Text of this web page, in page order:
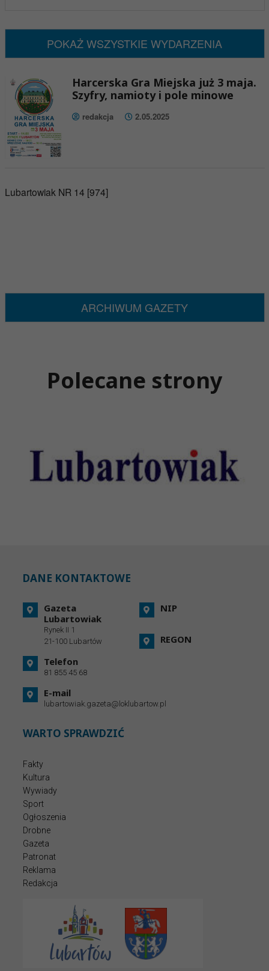
POKAŻ WSZYSTKIE WYDARZENIA
Harcerska Gra Miejska już 3 maja.
Szyfry, namioty i pole minowe
redakcja 2.05.2025
Lubartowiak NR 14 [974]
ARCHIWUM GAZETY
Polecane strony
DANE KONTAKTOWE
Gazeta
Lubartowiak
Rynek II 1
21-100 Lubartów
Telefon
81 855 45 68
E-mail
lubartowiak.gazeta@loklubartow.pl
NIP
REGON
WARTO SPRAWDZIĆ
Fakty
Kultura
Wywiady
Sport
Ogłoszenia
Drobne
Gazeta
Patronat
Reklama
Redakcja